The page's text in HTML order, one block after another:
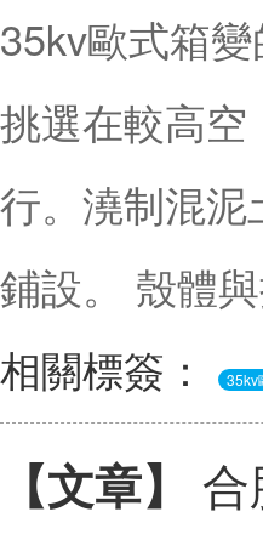
35kv歐式箱
挑選在較高
行。澆制混
鋪設。 殼體
相關標簽：
35kv
【文章】